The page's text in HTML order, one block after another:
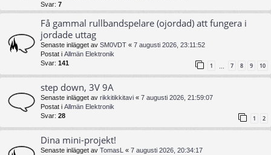
Svar: 7
Få gammal rullbandspelare (ojordad) att fungera i
jordade uttag
Senaste inlägget av SM0VDT « 7 augusti 2026, 23:11:52
Postat i Allmän Elektronik
Svar: 141 1 … 7 8 9 10
step down, 3V 9A
Senaste inlägget av rikkitikkitavi « 7 augusti 2026, 21:59:07
Postat i Allmän Elektronik
Svar: 28 1 2
Dina mini-projekt!
Senaste inlägget av TomasL « 7 augusti 2026, 20:34:17